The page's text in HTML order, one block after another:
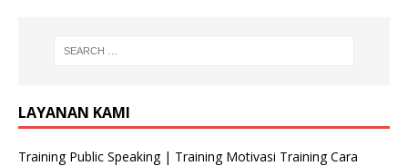
LAYANAN KAMI
Training Public Speaking | Training Motivasi Training Cara